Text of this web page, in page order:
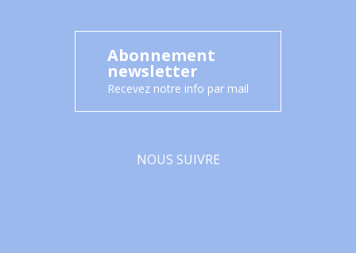
Abonnement
newsletter
Recevez notre info par mail
NOUS SUIVRE